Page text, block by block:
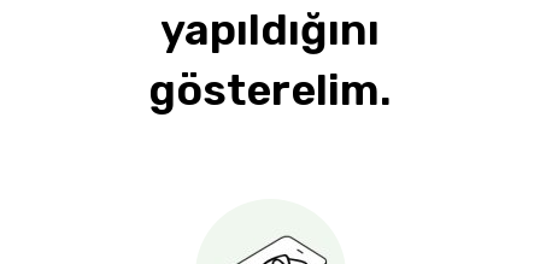
yapıldığını
gösterelim.